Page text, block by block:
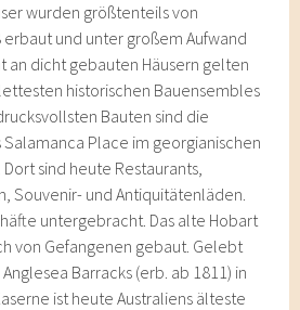
wurden größtenteils von
und unter großem Aufwand
an dicht gebauten Häusern gelten
historischen Bauensembles
Bauten sind die
Place im georgianischen
Dort sind heute Restaurants,
Souvenir- und Antiquitätenläden.
untergebracht. Das alte Hobart
von Gefangenen gebaut. Gelebt
Barracks (erb. ab 1811) in
ist heute Australiens älteste